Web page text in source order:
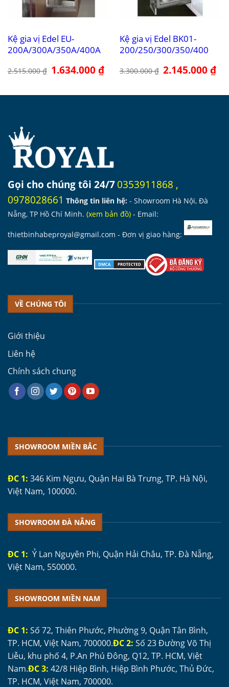
Kệ gia vị Edel EU-
200A/300A/350A/400A
2.515.000₫ Giá
gốc
1.634.000₫Giá
hiện
1.634.000 ₫.
Kệ gia vị Edel BK01-
200/250/300/350/400
3.300.000₫ Giá
gốc
2.145.000₫Giá
Gọi cho chúng tôi 24/70353911868 ,
0978028661 Thông tin liên hệ: - Showroom Hà Nội, Đà
Nẵng, TP Hồ Chí Minh. (xem bản đồ) - Email:
thietbinhabeproyal@gmail.com - Đơn vị giao hàng:
VỀ CHÚNG TÔI
Giới thiệu
Liên hệ
Chính sách chung
SHOWROOM MIỀN BẮC
ĐC 1: 346 Kim Ngưu, Quận Hai Bà Trưng, TP. Hà Nội,
Việt Nam, 100000.
SHOWROOM ĐÀ NẴNG
ĐC 1: Ỷ Lan Nguyên Phi, Quận Hải Châu, TP. Đà Nẵng,
Việt Nam, 550000.
SHOWROOM MIỀN NAM
ĐC 1: Số 72, Thiên Phước, Phường 9, Quận Tân Bình,
TP. HCM, Việt Nam, 700000.ĐC 2: Số 23 Đường Võ Thị
Liễu, khu phố 4, P.An Phú Đông, Q12, TP. HCM, Việt
Nam.ĐC 3: 42/8 Hiệp Bình, Hiệp Bình Phước, Thủ Đức,
TP. HCM, Việt Nam, 700000.